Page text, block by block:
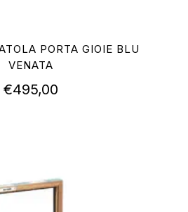
PORTA GIOIE BLU
VENATA
€495,00